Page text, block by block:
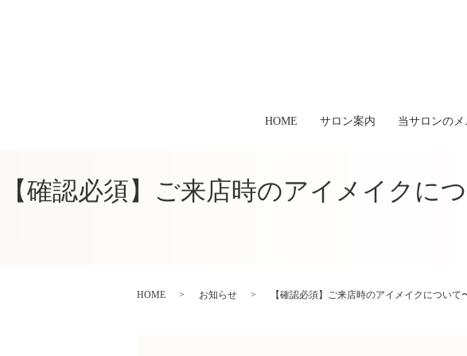
HOME サロン案内 当サロンの
【確認必須】ご来店時のアイメイクに
HOME お知らせ 【確認必須】ご来店時のアイメイクについ